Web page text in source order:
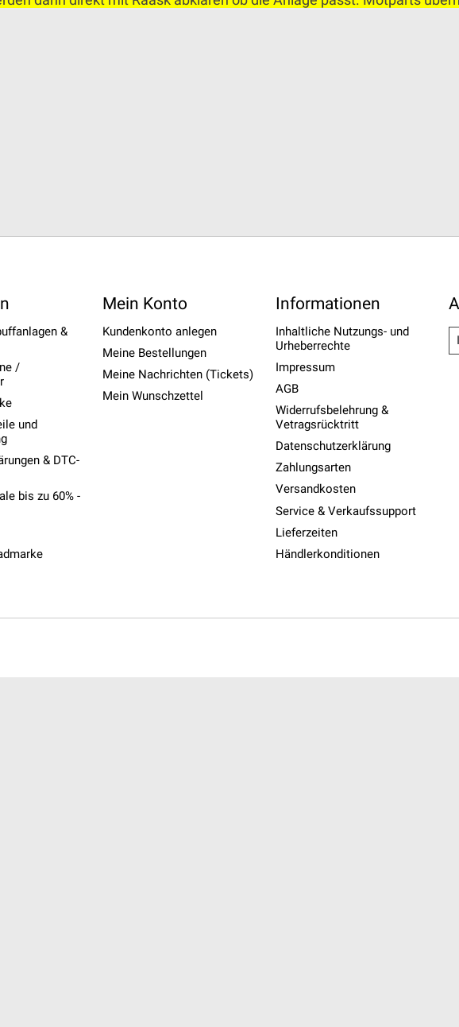
&
/
und
& DTC-
bis zu 60% -
Mein Konto
Kundenkonto anlegen
Meine Bestellungen
Meine Nachrichten (Tickets)
Mein Wunschzettel
Informationen
Inhaltliche Nutzungs- und
Urheberrechte
Impressum
AGB
Widerrufsbelehrung &
Vetragsrücktritt
Datenschutzerklärung
Zahlungsarten
Versandkosten
Service & Verkaufssupport
Lieferzeiten
Händlerkonditionen